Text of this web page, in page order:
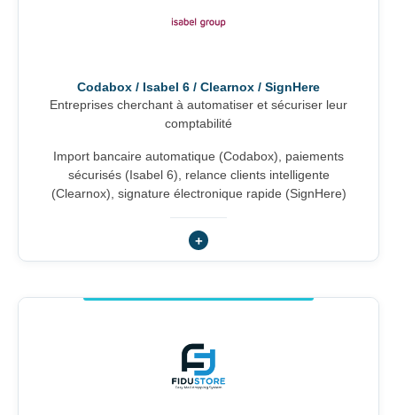
Codabox / Isabel 6 / Clearnox / SignHere
Entreprises cherchant à automatiser et sécuriser leur
comptabilité
Import bancaire automatique (Codabox), paiements
sécurisés (Isabel 6), relance clients intelligente
(Clearnox), signature électronique rapide (SignHere)